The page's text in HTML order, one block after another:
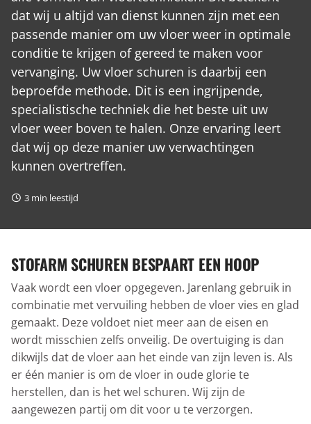
dat wij u altijd van dienst kunnen zijn met een
passende manier om uw vloer weer in optimale
conditie te krijgen of gereed te maken voor
vervanging. Uw vloer schuren is daarbij een
beproefde methode. Dit is een ingrijpende,
specialistische techniek die het beste uit uw
vloer weer boven te halen. Onze ervaring leert
dat wij op deze manier uw verwachtingen
kunnen overtreffen.
3min leestijd
STOFARM SCHUREN BESPAART EEN HOOP
Vaak wordt een vloer opgegeven. Jarenlang gebruik in
combinatie met vervuiling hebben de vloer vies en glad
gemaakt. Deze voldoet niet meer aan de eisen en
wordt misschien zelfs onveilig. De overtuiging is dan
dikwijls dat de vloer aan het einde van zijn leven is. Als
er één manier is om de vloer in oude glorie te
herstellen, dan is het wel schuren. Wij zijn de
aangewezen partij om dit voor u te verzorgen.